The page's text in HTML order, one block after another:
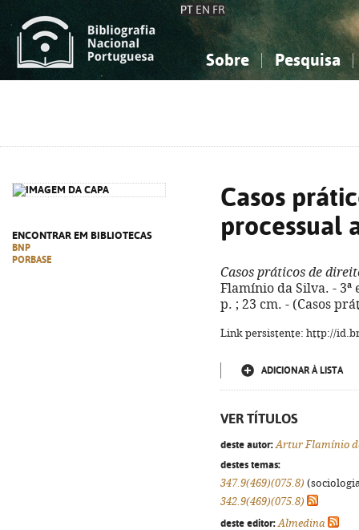
PT EN FR
Sobre Pesquisa
ENCONTRAR EM BIBLIOTECAS
BNP
PORBASE
Casos
processual
Casos práticos de
Flamínio da Silva. - 3ª
p. ; 23 cm. - (Casos
Link persistente: http://
ADICIONAR À LISTA
VER TÍTULOS
deste autor: Artur Flamínio
destes temas:
347.9(469)(075.8)
342.9(469)(075.8)
deste editor: Almedina